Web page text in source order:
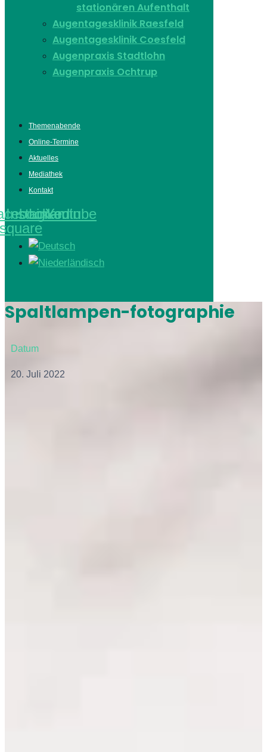
stationären Aufenthalt
Augentagesklinik Raesfeld
Augentagesklinik Coesfeld
Augenpraxis Stadtlohn
Augenpraxis Ochtrup
Themenabende
Online-Termine
Aktuelles
Mediathek
Kontakt
square
Instagram
Linkedin
Youtube
Spaltlampen-fotographie
Datum
20. Juli 2022